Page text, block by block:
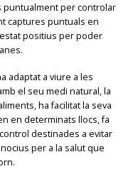
puntualment per controlar
captures puntuals en
positius per poder
adaptat a viure a les
el seu medi natural, la
ha facilitat la seva
en determinats llocs, fa
destinades a evitar
per a la salut que